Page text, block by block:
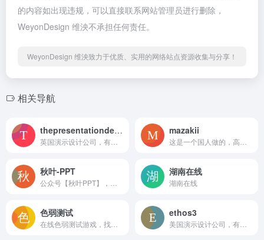
的内容如出现违规，可以直接联系网站管理员进行删除，
WeyonDesign 维泱不承担任何责任。
WeyonDesign 维泱致力于优质、实用的网络站点资源收集与分享！
相关导航
thepresentationdesigner mazakii
秋叶-PPT 湖南在线
湖南在线
色弱测试 ethos3